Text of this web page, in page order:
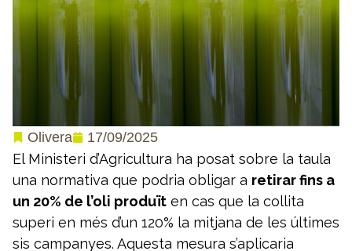
Olivera 17/09/2025
El Ministeri d’Agricultura ha posat sobre la taula
una normativa que podria obligar a retirar fins a
un 20% de l’oli produït en cas que la collita
superi en més d’un 120% la mitjana de les últimes
sis campanyes. Aquesta mesura s’aplicaria